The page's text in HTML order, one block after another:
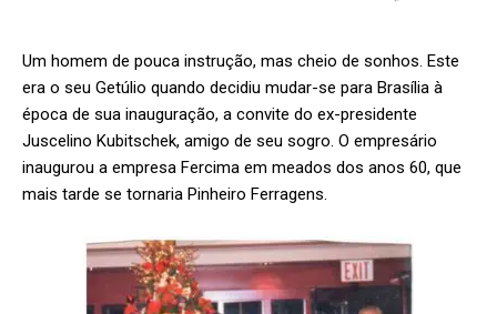
Um homem de pouca instrução, mas cheio de sonhos. Este
era o seu Getúlio quando decidiu mudar-se para Brasília à
época de sua inauguração, a convite do ex-presidente
Juscelino Kubitschek, amigo de seu sogro. O empresário
inaugurou a empresa Fercima em meados dos anos 60, que
mais tarde se tornaria Pinheiro Ferragens.